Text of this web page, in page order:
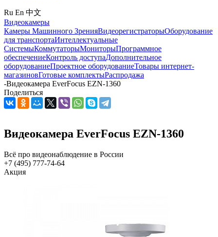
Ru En 中文
Видеокамеры
Камеры Машинного ЗренияВидеорегистраторыОборудование
для транспортаИнтеллектуальные
СистемыКоммутаторыМониторыПрограммное
обеспечениеКонтроль доступаДополнительное
оборудованиеПроектное оборудованиеТовары интернет-
магазиновГотовые комплектыРаспродажа
-Видеокамера EverFocus EZN-1360
Поделиться
Видеокамера EverFocus EZN-1360
Всё про видеонаблюдение в России
+7 (495) 777-74-64
Акция